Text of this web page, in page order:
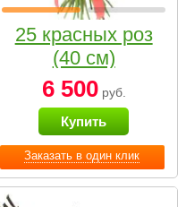
Заказать в один клик
25 красных роз
(40 см)
6 500руб.
Купить